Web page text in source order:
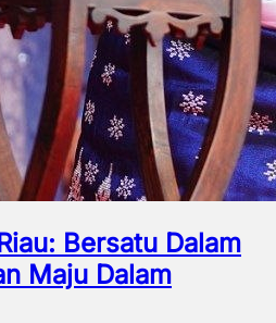
Bersatu Dalam
Maju Dalam